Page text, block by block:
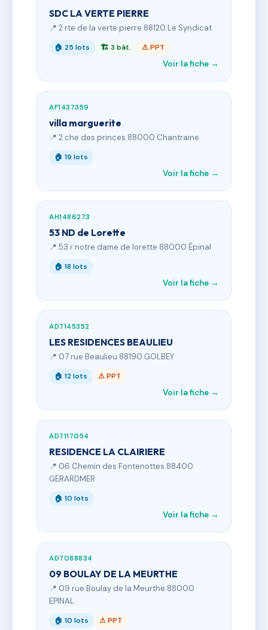
SDC LA VERTE PIERRE
📍 2 rte de la verte pierre 88120 Le Syndicat
🏠 25 lots 🏗 3 bât. ⚠ PPT
Voir la fiche →
AF1437359
villa marguerite
📍 2 che des princes 88000 Chantraine
🏠 19 lots
Voir la fiche →
AH1486273
53 ND de Lorette
📍 53 r notre dame de lorette 88000 Épinal
🏠 18 lots
Voir la fiche →
AD7145352
LES RESIDENCES BEAULIEU
📍 07 rue Beaulieu 88190 GOLBEY
🏠 12 lots ⚠ PPT
Voir la fiche →
AD7117054
RESIDENCE LA CLAIRIERE
📍 06 Chemin des Fontenottes 88400
GERARDMER
🏠 10 lots
Voir la fiche →
AD7088834
09 BOULAY DE LA MEURTHE
📍 09 rue Boulay de la Meurthe 88000
EPINAL
🏠 10 lots ⚠ PPT